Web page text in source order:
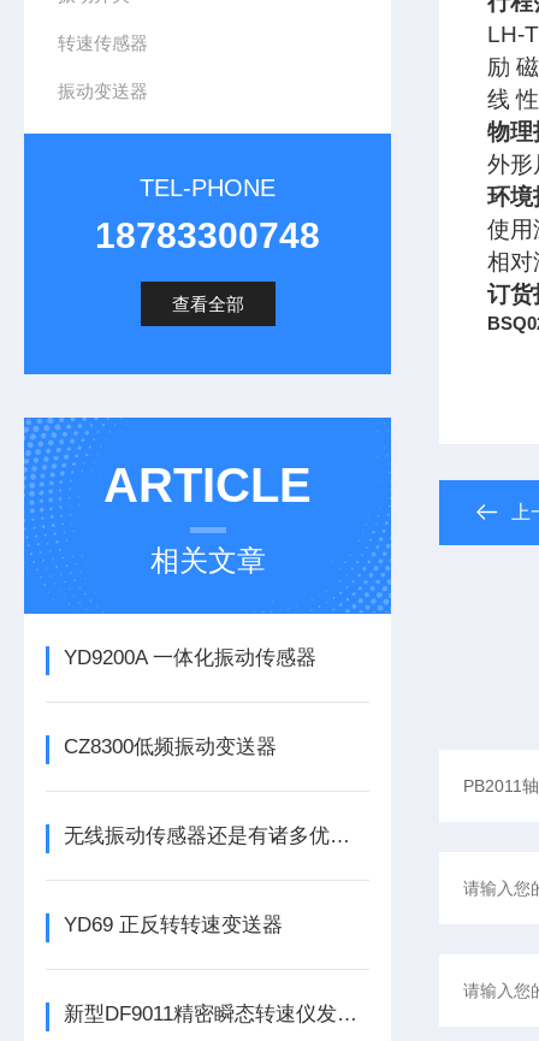
转速传感器
振动变送器
TEL-PHONE
18783300748
查看全部
ARTICLE
相关文章
YD9200A 一体化振动传感器
CZ8300低频振动变送器
无线振动传感器还是有诸多优势的
YD69 正反转转速变送器
新型DF9011精密瞬态转速仪发布，为工业转速监测带来革新
LH-
励
线
物理
外形
环境
使
相对
订货